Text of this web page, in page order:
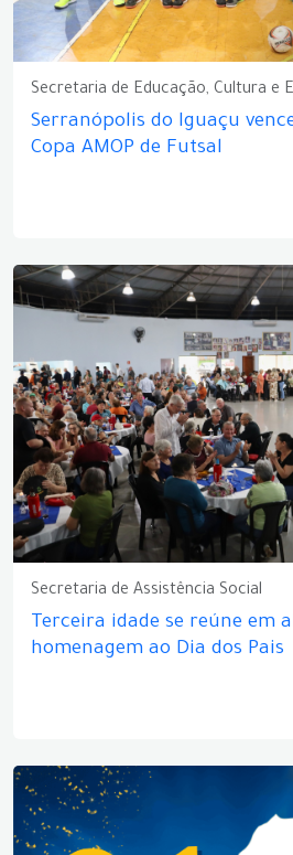
Secretaria de Educação, Cultura e
Serranópolis do Iguaçu
Copa AMOP de Futsal
Secretaria de Assistência Social
Terceira idade se reúne em
homenagem ao Dia dos Pais